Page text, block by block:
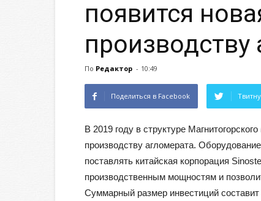
появится
производству
По Редактор - 10:49
Поделиться в Facebook
В 2019 году в структуре
производству агломерата.
поставлять китайская корпорация
производственным мощностям и
Суммарный размер инвестиций